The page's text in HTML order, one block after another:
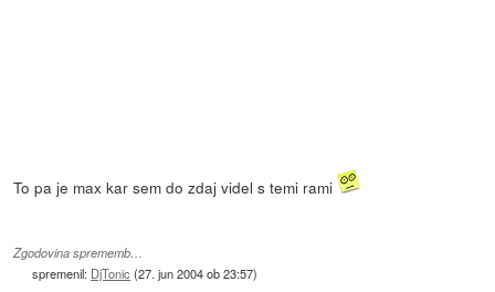
To pa je max kar sem do zdaj videl s temi rami
Zgodovina sprememb…
spremenil: DjTonic (27. jun 2004 ob 23:57)